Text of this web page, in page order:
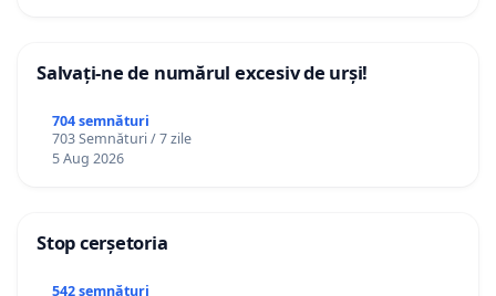
Salvați-ne de numărul excesiv de urși!
704 semnături
703 Semnături / 7 zile
5 Aug 2026
Stop cerșetoria
542 semnături